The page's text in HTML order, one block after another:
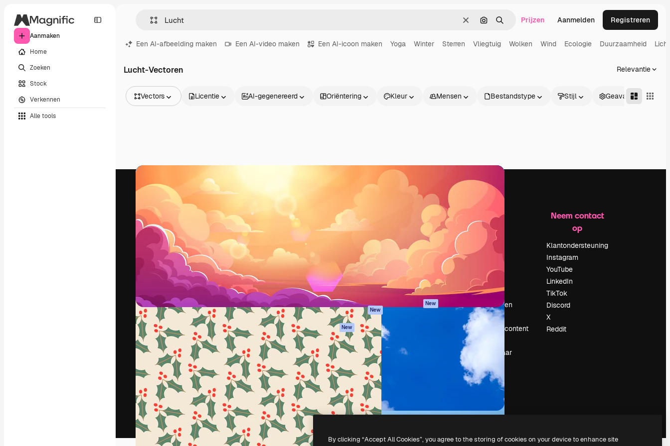
Aanmaken
Home
Zoeken
Stock
Verkennen
Alle tools
WissenZoeken op afbeelding
ZoekenPrijzen Aanmelden Registreren
Een AI-afbeelding maken Een AI-video maken Een AI-icoon maken Yoga Winter Sterren Vliegtuig Wolken Wind Ecologie Duurzaamheid Licht
Lucht-Vectoren Relevantie
Vectors
Video's
Dynamische afbeeldingen
Videosjablonen
3D-modellen
Lettertypen
Licentie AI-gegenereerd Oriëntering Kleur Mensen Bestandstype Stijl Geavanceerd
Het creatieve platform om je beste werk te
creëren. Meer dan 1 miljoen abonnees
onder creatievelingen, ondernemingen,
bureaus en studio's.
Nederlands
Producten
Spaces
AI Image Generator
AI Video Generator
AI Voice Generator
Stockcontent
MCP voor
Claude/ChatGPT
New
Agenten New
API
Mobiele app
Alle Magnific-tools
Aan de slag
Academy
Documentatie
Ondersteuning
Algemene
voorwaarden
Privacybeleid
New
Onderneming
Prijzen
Over ons
Reviews
Vacatures
Zoektrends
Blog
Evenementen
Slidesgo
Verkoop je content
Perszaal
Op zoek naar
magnific.ai
Neem contact
op
Klantondersteuning
Instagram
YouTube
LinkedIn
TikTok
Discord
X
Reddit
Copyright © 2010-2026 Freepik Company S.L.U. Alle rechten voorbehouden
By clicking “Accept All Cookies”, you agree to the storing of cookies on your device to enhance site